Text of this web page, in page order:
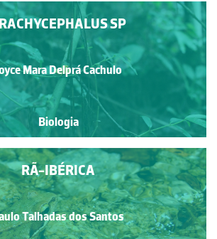
SP
Mara Delprá Cachulo
Biologia
RÃ-IBÉRICA
Talhadas dos Santos